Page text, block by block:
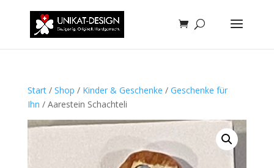
Start/ Shop / Kinder & Geschenke / Geschenke für
Ihn / Aarestein Schachteli